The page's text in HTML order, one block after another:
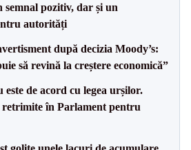
semnal pozitiv, dar și un
autorități
după decizia Moody’s:
să revină la creștere economică”
este de acord cu legea urșilor.
în Parlament pentru